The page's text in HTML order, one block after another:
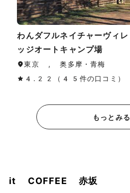
わんダフルネイチャーヴィレ
ッジオートキャンプ場
東京 , 奥多摩・青梅
4.22（45件の口コミ）
もっとみる
it COFFEE 赤坂